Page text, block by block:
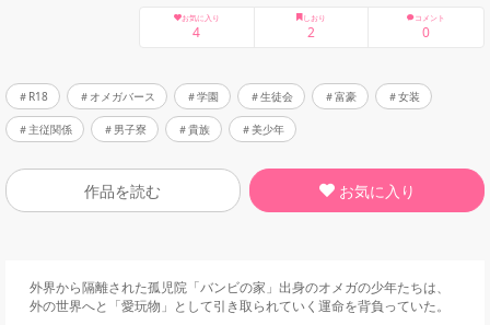
お気に入り
4
しおり
2
コメント
0
R18 オメガバース 学園 生徒会 富豪 女装
主従関係 男子寮 貴族 美少年
作品を読む お気に入り
外界から隔離された孤児院「バンビの家」出身のオメガの少年たちは、
外の世界へと「愛玩物」として引き取られていく運命を背負っていた。